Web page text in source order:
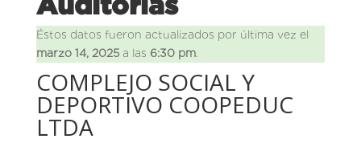
Éstos datos fueron actualizados por última vez el
marzo 14, 2025a las 6:30 pm.
COMPLEJO SOCIAL Y
DEPORTIVO COOPEDUC
LTDA